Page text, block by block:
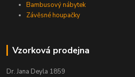
Bambusový nábytek
Závěsné houpačky
Vzorková prodejna
Dr. Jana Deyla 1859